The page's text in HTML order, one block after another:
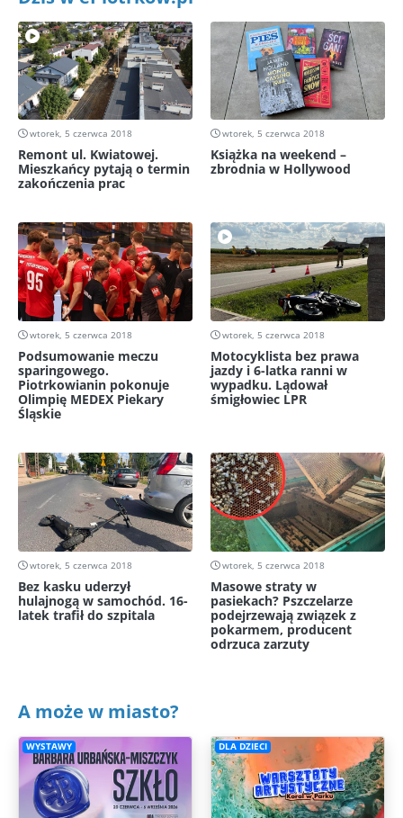
wtorek, 5 czerwca 2018
Remont ul. Kwiatowej.
Mieszkańcy pytają o termin
zakończenia prac
wtorek, 5 czerwca 2018
Książka na weekend –
zbrodnia w Hollywood
wtorek, 5 czerwca 2018
Podsumowanie meczu
sparingowego.
Piotrkowianin pokonuje
Olimpię MEDEX Piekary
Śląskie
wtorek, 5 czerwca 2018
Motocyklista bez prawa
jazdy i 6-latka ranni w
wypadku. Lądował
śmigłowiec LPR
wtorek, 5 czerwca 2018
Bez kasku uderzył
hulajnogą w samochód. 16-
latek trafił do szpitala
wtorek, 5 czerwca 2018
Masowe straty w
pasiekach? Pszczelarze
podejrzewają związek z
pokarmem, producent
odrzuca zarzuty
A może w miasto?
WYSTAWY DLA DZIECI